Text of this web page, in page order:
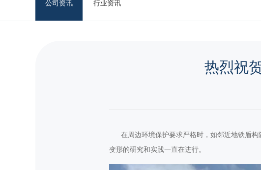
公司资讯 行业资讯
热烈祝
在周边环境保护要求严格时，如邻近地铁盾构
变形的研究和实践一直在进行。